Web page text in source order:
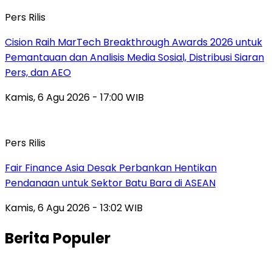
Pers Rilis
Cision Raih MarTech Breakthrough Awards 2026 untuk
Pemantauan dan Analisis Media Sosial, Distribusi Siaran
Pers, dan AEO
Kamis, 6 Agu 2026 - 17:00 WIB
Pers Rilis
Fair Finance Asia Desak Perbankan Hentikan
Pendanaan untuk Sektor Batu Bara di ASEAN
Kamis, 6 Agu 2026 - 13:02 WIB
Berita Populer